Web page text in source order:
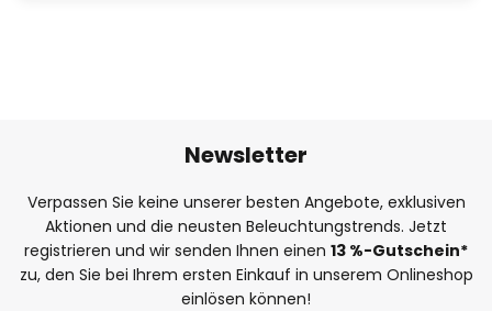
Newsletter
Verpassen Sie keine unserer besten Angebote, exklusiven
Aktionen und die neusten Beleuchtungstrends. Jetzt
registrieren und wir senden Ihnen einen 13 %-Gutschein*
zu, den Sie bei Ihrem ersten Einkauf in unserem Onlineshop
einlösen können!